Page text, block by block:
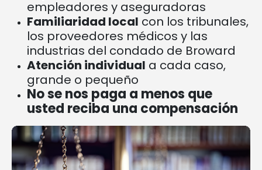
empleadores y aseguradoras
Familiaridad local con los tribunales,
los proveedores médicos y las
industrias del condado de Broward
Atención individual a cada caso,
grande o pequeño
No se nos paga a menos que
usted reciba una compensación